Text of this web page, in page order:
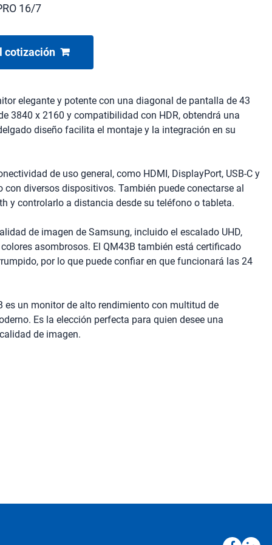
16/7
cotización
elegante y potente con una diagonal de pantalla de 43
3840 x 2160 y compatibilidad con HDR, obtendrá una
diseño facilita el montaje y la integración en su
de uso general, como HDMI, DisplayPort, USB-C y
diversos dispositivos. También puede conectarse al
y controlarlo a distancia desde su teléfono o tableta.
de imagen de Samsung, incluido el escalado UHD,
asombrosos. El QM43B también está certificado
por lo que puede confiar en que funcionará las 24
es un monitor de alto rendimiento con multitud de
Es la elección perfecta para quien desee una
de imagen.